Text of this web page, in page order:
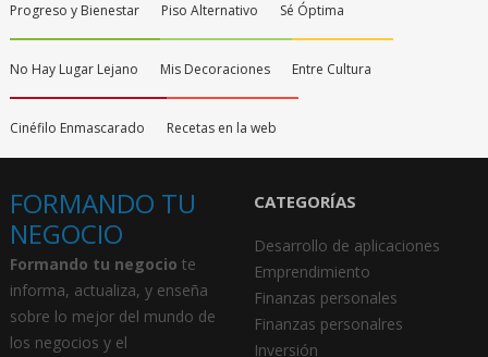
Progreso y Bienestar Piso Alternativo Sé Óptima
No Hay Lugar Lejano Mis Decoraciones Entre Cultura
Cinéfilo Enmascarado Recetas en la web
FORMANDO TU
NEGOCIO
Formando tu negocio te
informa, actualiza, y enseña
sobre lo mejor del mundo de
los negocios y el
CATEGORÍAS
Desarrollo de aplicaciones
Emprendimiento
Finanzas personales
Finanzas personalres
Inversión